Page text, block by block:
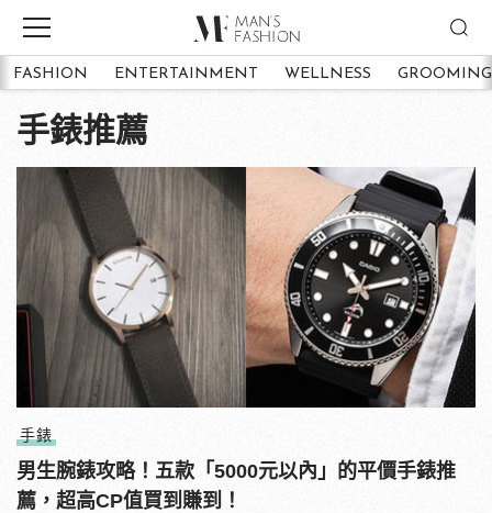
FASHION ENTERTAINMENT WELLNESS GROOMING
手錶推薦
手錶
男生腕錶攻略！五款「5000元以內」的平價手錶推
薦，超高CP值買到賺到！